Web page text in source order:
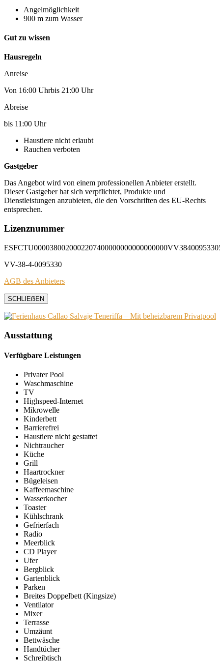
Angelmöglichkeit
900 m zum Wasser
Gut zu wissen
Hausregeln
Anreise
Von 16:00 Uhrbis 21:00 Uhr
Abreise
bis 11:00 Uhr
Haustiere nicht erlaubt
Rauchen verboten
Gastgeber
Das Angebot wird von einem professionellen Anbieter erstellt.
Dieser Gastgeber hat sich verpflichtet, Produkte und
Dienstleistungen anzubieten, die den Vorschriften des EU-Rechts
entsprechen.
Lizenznummer
VV-38-4-0095330
AGB des Anbieters
SCHLIEẞEN
Ausstattung
Verfügbare Leistungen
Privater Pool
Waschmaschine
TV
Highspeed-Internet
Mikrowelle
Kinderbett
Barrierefrei
Haustiere nicht gestattet
Nichtraucher
Küche
Grill
Haartrockner
Bügeleisen
Kaffeemaschine
Wasserkocher
Toaster
Kühlschrank
Gefrierfach
Radio
Meerblick
CD Player
Ufer
Bergblick
Gartenblick
Parken
Breites Doppelbett (Kingsize)
Ventilator
Mixer
Terrasse
Umzäunt
Bettwäsche
Handtücher
Schreibtisch